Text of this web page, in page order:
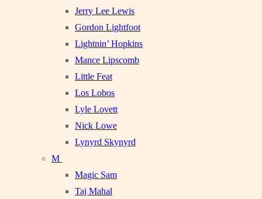
Jerry Lee Lewis
Gordon Lightfoot
Lightnin’ Hopkins
Mance Lipscomb
Little Feat
Los Lobos
Lyle Lovett
Nick Lowe
Lynyrd Skynyrd
M
Magic Sam
Taj Mahal